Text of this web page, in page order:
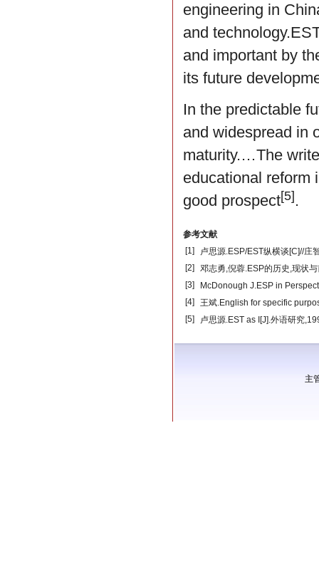
engineering in
and
and important by
its future
In the predictable
and widespread in
maturity.…The
educational reform
good prospect[5].
参考文献
[1]
卢思源.ESP/EST纵横谈[C]//庄
[2]
邓志勇,倪蓉.ESP的历史,现状
[3]
McDonough J.ESP in
[4]
王斌.English for specific
[5] 卢思源.EST as I[J].外语研究